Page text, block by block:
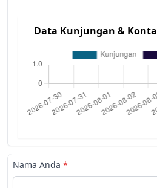
Data Kunjungan &
Nama Anda *